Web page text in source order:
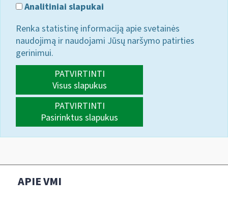
Analitiniai slapukai
Renka statistinę informaciją apie svetainės
naudojimą ir naudojami Jūsų naršymo patirties
gerinimui.
PATVIRTINTI
Visus slapukus
PATVIRTINTI
Pasirinktus slapukus
APIE VMI